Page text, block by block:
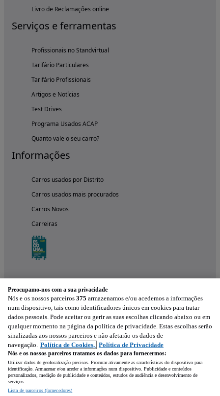
Livro de Reclamações online
Serviços e ferramentas
Profissionais no Standvirtual
Tarifário Particulares
Tarifário Profissionais
Artigos e Notícias
Test Drives
Programa Usados ACAP
Quanto vale o seu carro?
Informações
Carros usados por Distrito
Carros usados mais procurados
Carros Novos
Carreiras
Experimenta a aplicação
Preocupamo-nos com a sua privacidade
Nós e os nossos parceiros 375 armazenamos e/ou acedemos a informações
num dispositivo, tais como identificadores únicos em cookies para tratar
dados pessoais. Pode aceitar ou gerir as suas escolhas clicando abaixo ou em
qualquer momento na página da política de privacidade. Estas escolhas serão
sinalizadas aos nossos parceiros e não afetarão os dados de
navegação. Política de Cookies, Política de Privacidade
Nós e os nossos parceiros tratamos os dados para fornecermos:
Utilizar dados de geolocalização precisos. Procurar ativamente as características do dispositivo para
identificação. Armazenar e/ou aceder a informações num dispositivo. Publicidade e conteúdos
personalizados, medição de publicidade e conteúdos, estudos de audiência e desenvolvimento de
serviços.
Lista de parceiros (fornecedores)